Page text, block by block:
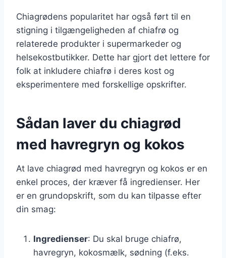
Chiagrødens popularitet har også ført til en
stigning i tilgængeligheden af chiafrø og
relaterede produkter i supermarkeder og
helsekostbutikker. Dette har gjort det lettere for
folk at inkludere chiafrø i deres kost og
eksperimentere med forskellige opskrifter.
Sådan laver du chiagrød
med havregryn og kokos
At lave chiagrød med havregryn og kokos er en
enkel proces, der kræver få ingredienser. Her
er en grundopskrift, som du kan tilpasse efter
din smag:
Ingredienser: Du skal bruge chiafrø,
havregryn, kokosmælk, sødning (f.eks.